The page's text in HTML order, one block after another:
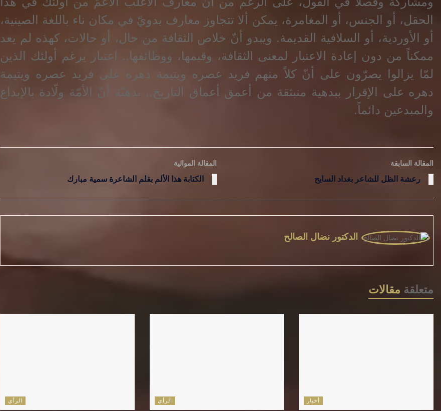
الحقل، أو الجنس، أو المغامرة، يمكن ألا تتجاوز معارف بدويّ في مكان ناء باللغة الصينية،
أو الأوردية، أو السلافية القديمة. ويبدو أنّ خلاص الثقافة من حال، أو حالات، كهذه لم يعد
ممكناً من دون إعادة الاعتبار لمعنى الثقافة، وقيمها، ووظائفها.. اعتبار يرغم أولئك الذين
لمّا يزالوا يصرّون على أنّ كلاً منهم فريد عصره ويتيمة دهره على فريد عصره ويتيمة
دهره على الإقرار ببدهية منبثقة من أعمق أعماق التاريخ.. بدهيّة أنّ الأمّة ولّادة بالإبداع
والمبدعين دائماً.
المقالة السابقة
رعشة الظل للشاعر بغداد السايح
المقالة الموالية
الكتابة هذا الألم بقلم الشاعرة سمية مبارك
الدكتور نضال الصالح
متعلقة مقالات
أخبار الرأي الرأي